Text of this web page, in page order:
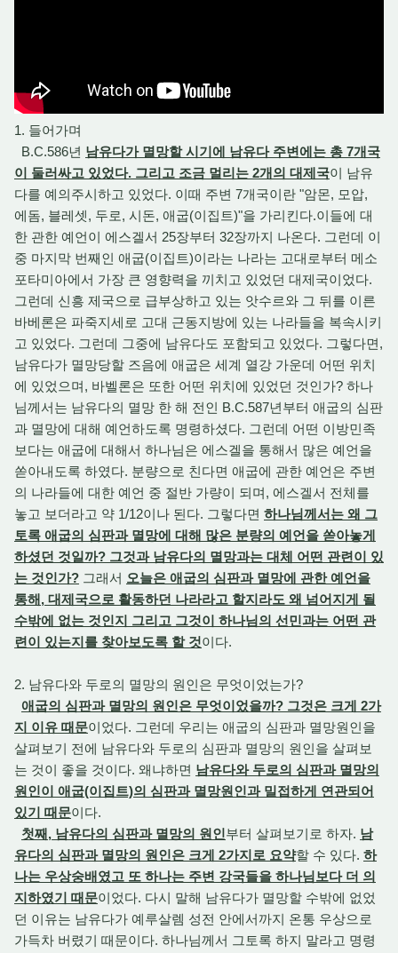
1. 들어가며
B.C.586년 남유다가 멸망할 시기에 남유다 주변에는 총 7개국
이 둘러싸고 있었다. 그리고 조금 멀리는 2개의 대제국이 남유
다를 예의주시하고 있었다. 이때 주변 7개국이란 "암몬, 모압,
에돔, 블레셋, 두로, 시돈, 애굽(이집트)"을 가리킨다.이들에 대
한 관한 예언이 에스겔서 25장부터 32장까지 나온다. 그런데 이
중 마지막 번째인 애굽(이집트)이라는 나라는 고대로부터 메소
포타미아에서 가장 큰 영향력을 끼치고 있었던 대제국이었다.
그런데 신흥 제국으로 급부상하고 있는 앗수르와 그 뒤를 이른
바베론은 파죽지세로 고대 근동지방에 있는 나라들을 복속시키
고 있었다. 그런데 그중에 남유다도 포함되고 있었다. 그렇다면,
남유다가 멸망당할 즈음에 애굽은 세계 열강 가운데 어떤 위치
에 있었으며, 바벨론은 또한 어떤 위치에 있었던 것인가? 하나
님께서는 남유다의 멸망 한 해 전인 B.C.587년부터 애굽의 심판
과 멸망에 대해 예언하도록 명령하셨다. 그런데 어떤 이방민족
보다는 애굽에 대해서 하나님은 에스겔을 통해서 많은 예언을
쏟아내도록 하였다. 분량으로 친다면 애굽에 관한 예언은 주변
의 나라들에 대한 예언 중 절반 가량이 되며, 에스겔서 전체를
놓고 보더라고 약 1/12이나 된다. 그렇다면 하나님께서는 왜 그
토록 애굽의 심판과 멸망에 대해 많은 분량의 예언을 쏟아놓게
하셨던 것일까? 그것과 남유다의 멸망과는 대체 어떤 관련이 있
는 것인가? 그래서 오늘은 애굽의 심판과 멸망에 관한 예언을
통해, 대제국으로 활동하던 나라라고 할지라도 왜 넘어지게 될
수밖에 없는 것인지 그리고 그것이 하나님의 선민과는 어떤 관
련이 있는지를 찾아보도록 할 것이다.
2. 남유다와 두로의 멸망의 원인은 무엇이었는가?
애굽의 심판과 멸망의 원인은 무엇이었을까? 그것은 크게 2가
지 이유 때문이었다. 그런데 우리는 애굽의 심판과 멸망원인을
살펴보기 전에 남유다와 두로의 심판과 멸망의 원인을 살펴보
는 것이 좋을 것이다. 왜냐하면 남유다와 두로의 심판과 멸망의
원인이 애굽(이집트)의 심판과 멸망원인과 밀접하게 연관되어
있기 때문이다.
첫째, 남유다의 심판과 멸망의 원인부터 살펴보기로 하자. 남
유다의 심판과 멸망의 원인은 크게 2가지로 요약할 수 있다. 하
나는 우상숭배였고 또 하나는 주변 강국들을 하나님보다 더 의
지하였기 때문이었다. 다시 말해 남유다가 멸망할 수밖에 없었
던 이유는 남유다가 예루살렘 성전 안에서까지 온통 우상으로
가득차 버렸기 때문이다. 하나님께서 그토록 하지 말라고 명령